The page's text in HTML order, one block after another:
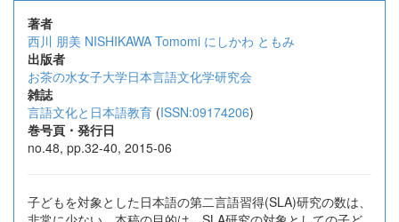
著者
西川 朋美 NISHIKAWA Tomomi にしかわ ともみ
出版者
お茶の水女子大学日本言語文化学研究会
雑誌
言語文化と日本語教育 (ISSN:09174206)
巻号頁・発行日
no.48, pp.32-40, 2015-06
子どもを対象とした日本語の第二言語習得(SLA)研究の数は、